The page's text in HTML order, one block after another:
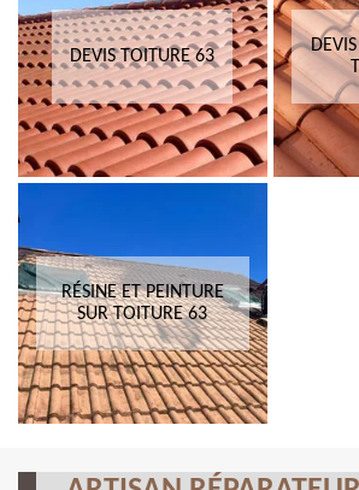
DEVIS TOITURE 63
RÉSINE ET PEINTURE
SUR TOITURE 63